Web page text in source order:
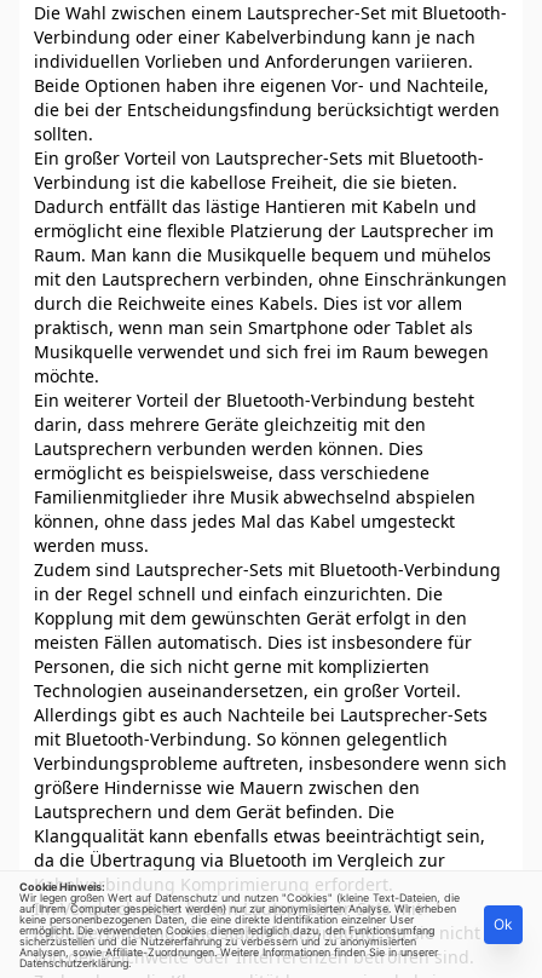
Die Wahl zwischen einem Lautsprecher-Set mit Bluetooth-
Verbindung oder einer Kabelverbindung kann je nach
individuellen Vorlieben und Anforderungen variieren.
Beide Optionen haben ihre eigenen Vor- und Nachteile,
die bei der Entscheidungsfindung berücksichtigt werden
sollten.
Ein großer Vorteil von Lautsprecher-Sets mit Bluetooth-
Verbindung ist die kabellose Freiheit, die sie bieten.
Dadurch entfällt das lästige Hantieren mit Kabeln und
ermöglicht eine flexible Platzierung der Lautsprecher im
Raum. Man kann die Musikquelle bequem und mühelos
mit den Lautsprechern verbinden, ohne Einschränkungen
durch die Reichweite eines Kabels. Dies ist vor allem
praktisch, wenn man sein Smartphone oder Tablet als
Musikquelle verwendet und sich frei im Raum bewegen
möchte.
Ein weiterer Vorteil der Bluetooth-Verbindung besteht
darin, dass mehrere Geräte gleichzeitig mit den
Lautsprechern verbunden werden können. Dies
ermöglicht es beispielsweise, dass verschiedene
Familienmitglieder ihre Musik abwechselnd abspielen
können, ohne dass jedes Mal das Kabel umgesteckt
werden muss.
Zudem sind Lautsprecher-Sets mit Bluetooth-Verbindung
in der Regel schnell und einfach einzurichten. Die
Kopplung mit dem gewünschten Gerät erfolgt in den
meisten Fällen automatisch. Dies ist insbesondere für
Personen, die sich nicht gerne mit komplizierten
Technologien auseinandersetzen, ein großer Vorteil.
Allerdings gibt es auch Nachteile bei Lautsprecher-Sets
mit Bluetooth-Verbindung. So können gelegentlich
Verbindungsprobleme auftreten, insbesondere wenn sich
größere Hindernisse wie Mauern zwischen den
Lautsprechern und dem Gerät befinden. Die
Klangqualität kann ebenfalls etwas beeinträchtigt sein,
da die Übertragung via Bluetooth im Vergleich zur
Kabelverbindung Komprimierung erfordert.
Im Vergleich dazu bieten Lautsprecher-Sets mit
Kabelverbindung eine stabile Verbindung, da sie nicht
von der Reichweite oder Interferenzen betroffen sind.
Cookie Hinweis:
Wir legen großen Wert auf Datenschutz und nutzen "Cookies" (kleine Text-Dateien, die
auf Ihrem Computer gespeichert werden) nur zur anonymisierten Analyse. Wir erheben
keine personenbezogenen Daten, die eine direkte Identifikation einzelner User
ermöglicht. Die verwendeten Cookies dienen lediglich dazu, den Funktionsumfang
sicherzustellen und die Nutzererfahrung zu verbessern und zu anonymisierten
Analysen, sowie Affiliate-Zuordnungen. Weitere Informationen finden Sie in unserer
Datenschutzerklärung.
Ok